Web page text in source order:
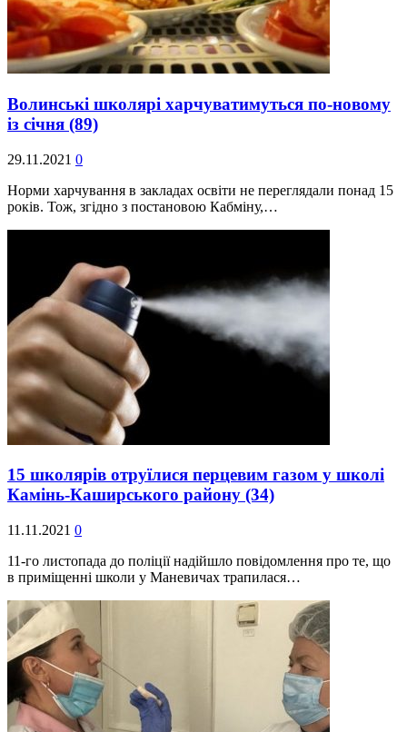
Волинські школярі харчуватимуться по-новому
із січня (89)
29.11.2021 0
Норми харчування в закладах освіти не переглядали понад 15
років. Тож, згідно з постановою Кабміну,…
15 школярів отруїлися перцевим газом у школі
Камінь-Каширського району (34)
11.11.2021 0
11-го листопада до поліції надійшло повідомлення про те, що
в приміщенні школи у Маневичах трапилася…